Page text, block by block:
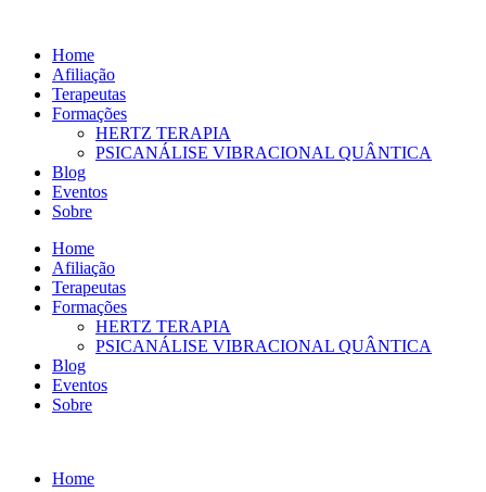
conteúdo
Home
Afiliação
Terapeutas
Formações
HERTZ TERAPIA
PSICANÁLISE VIBRACIONAL QUÂNTICA
Blog
Eventos
Sobre
Home
Afiliação
Terapeutas
Formações
HERTZ TERAPIA
PSICANÁLISE VIBRACIONAL QUÂNTICA
Blog
Eventos
Sobre
Home